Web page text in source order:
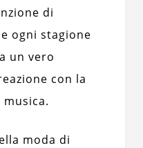
di
ogni stagione
un vero
con la
moda di